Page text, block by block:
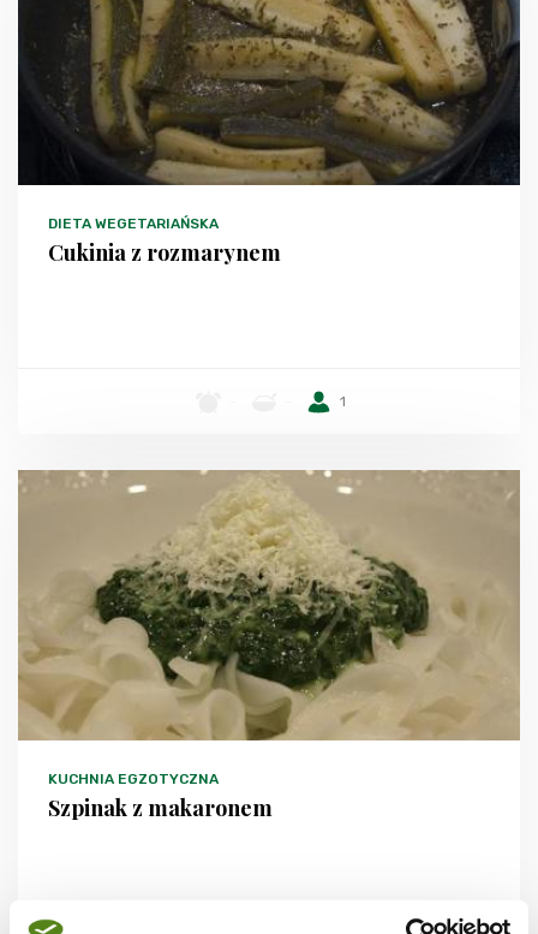
DIETA WEGETARIAŃSKA
Cukinia z rozmarynem
1
KUCHNIA EGZOTYCZNA
Szpinak z makaronem